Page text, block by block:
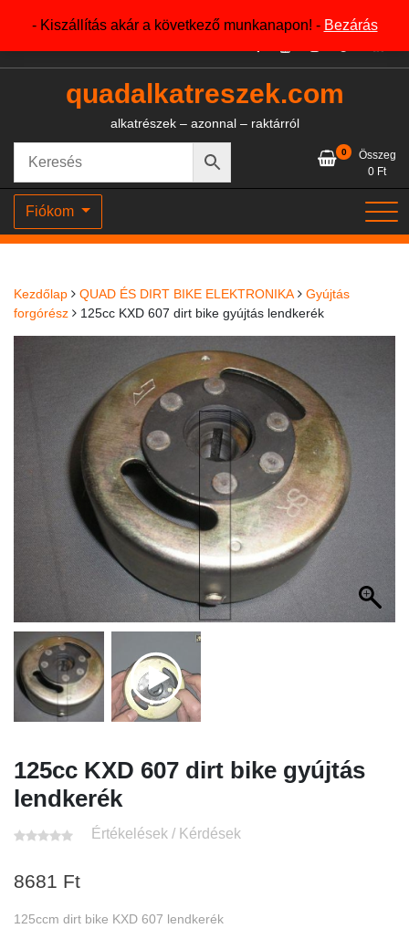
- Kiszállítás akár a következő munkanapon! - Bezárás
+36204327386
quadalkatreszek.com
alkatrészek – azonnal – raktárról
0
Összeg
0 Ft
Fiókom
Kezdőlap QUAD ÉS DIRT BIKE ELEKTRONIKA
Gyújtás
forgórész
125cc KXD 607 dirt bike gyújtás lendkerék
125cc KXD 607 dirt bike gyújtás
lendkerék
Értékelések / Kérdések
8681 Ft
125ccm dirt bike KXD 607 lendkerék